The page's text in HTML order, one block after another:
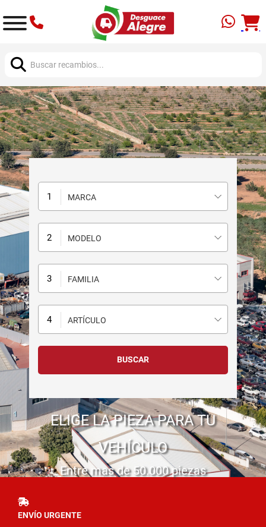
MARCA
MODELO
FAMILIA
ARTÍCULO
ELIGE LA PIEZA PARA TU
VEHÍCULO
Entre mas de 50.000 piezas
ENVÍO URGENTE